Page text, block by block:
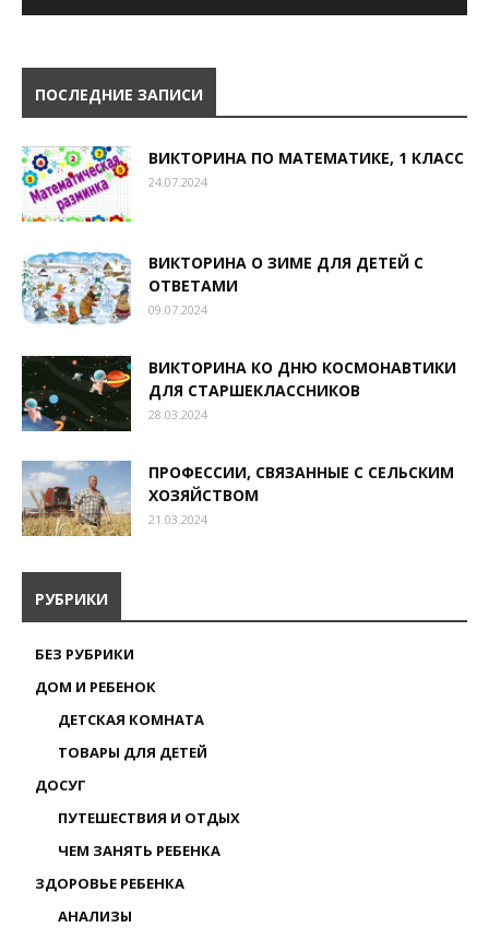
ПОСЛЕДНИЕ ЗАПИСИ
ВИКТОРИНА ПО МАТЕМАТИКЕ, 1 КЛАСС
24.07.2024
ВИКТОРИНА О ЗИМЕ ДЛЯ ДЕТЕЙ С
ОТВЕТАМИ
09.07.2024
ВИКТОРИНА КО ДНЮ КОСМОНАВТИКИ
ДЛЯ СТАРШЕКЛАССНИКОВ
28.03.2024
ПРОФЕССИИ, СВЯЗАННЫЕ С СЕЛЬСКИМ
ХОЗЯЙСТВОМ
21.03.2024
РУБРИКИ
БЕЗ РУБРИКИ
ДОМ И РЕБЕНОК
ДЕТСКАЯ КОМНАТА
ТОВАРЫ ДЛЯ ДЕТЕЙ
ДОСУГ
ПУТЕШЕСТВИЯ И ОТДЫХ
ЧЕМ ЗАНЯТЬ РЕБЕНКА
ЗДОРОВЬЕ РЕБЕНКА
АНАЛИЗЫ